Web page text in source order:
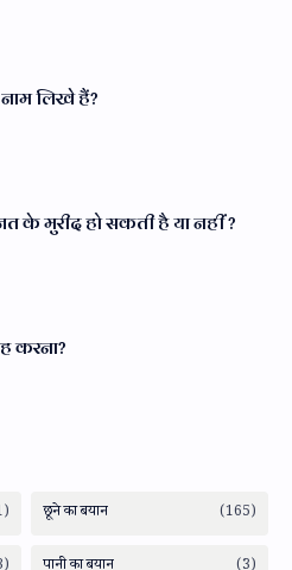
लिखे हैं?
के मुरीद हो सकती है या नहीं ?
करना?